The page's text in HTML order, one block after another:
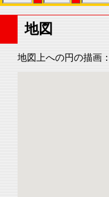
地図
地図上への円の描画：